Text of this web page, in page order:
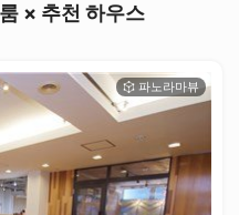
× 추천 하우스